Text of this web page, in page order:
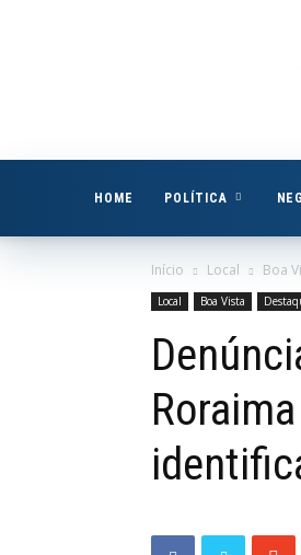
HOME POLÍTICA
Início Local Boa
Local Boa Vista